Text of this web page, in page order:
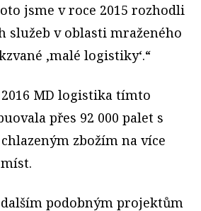
jsme v roce 2015 rozhodli
služeb v oblasti mraženého
‚malé logistiky‘.“
MD logistika tímto
přes 92 000 palet s
zbožím na více
podobným projektům